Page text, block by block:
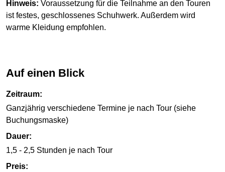
Hinweis: Voraussetzung für die Teilnahme an den Touren
ist festes, geschlossenes Schuhwerk. Außerdem wird
warme Kleidung empfohlen.
Auf einen Blick
Zeitraum:
Ganzjährig verschiedene Termine je nach Tour (siehe
Buchungsmaske)
Dauer:
1,5 - 2,5 Stunden je nach Tour
Preis: